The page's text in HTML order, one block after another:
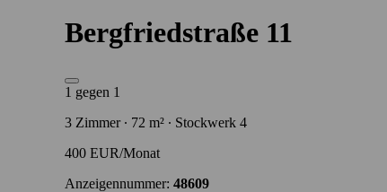
Bergfriedstraße 11
1 gegen 1
3 Zimmer ∙ 72 m² ∙ Stockwerk 4
400 EUR/Monat
Anzeigennummer: 48609